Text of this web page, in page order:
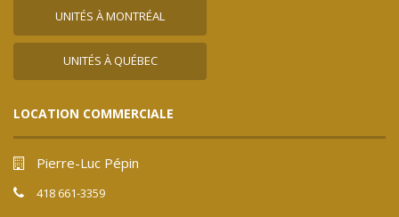
UNITÉS À MONTRÉAL
UNITÉS À QUÉBEC
LOCATION COMMERCIALE
Pierre-Luc Pépin
418 661-3359